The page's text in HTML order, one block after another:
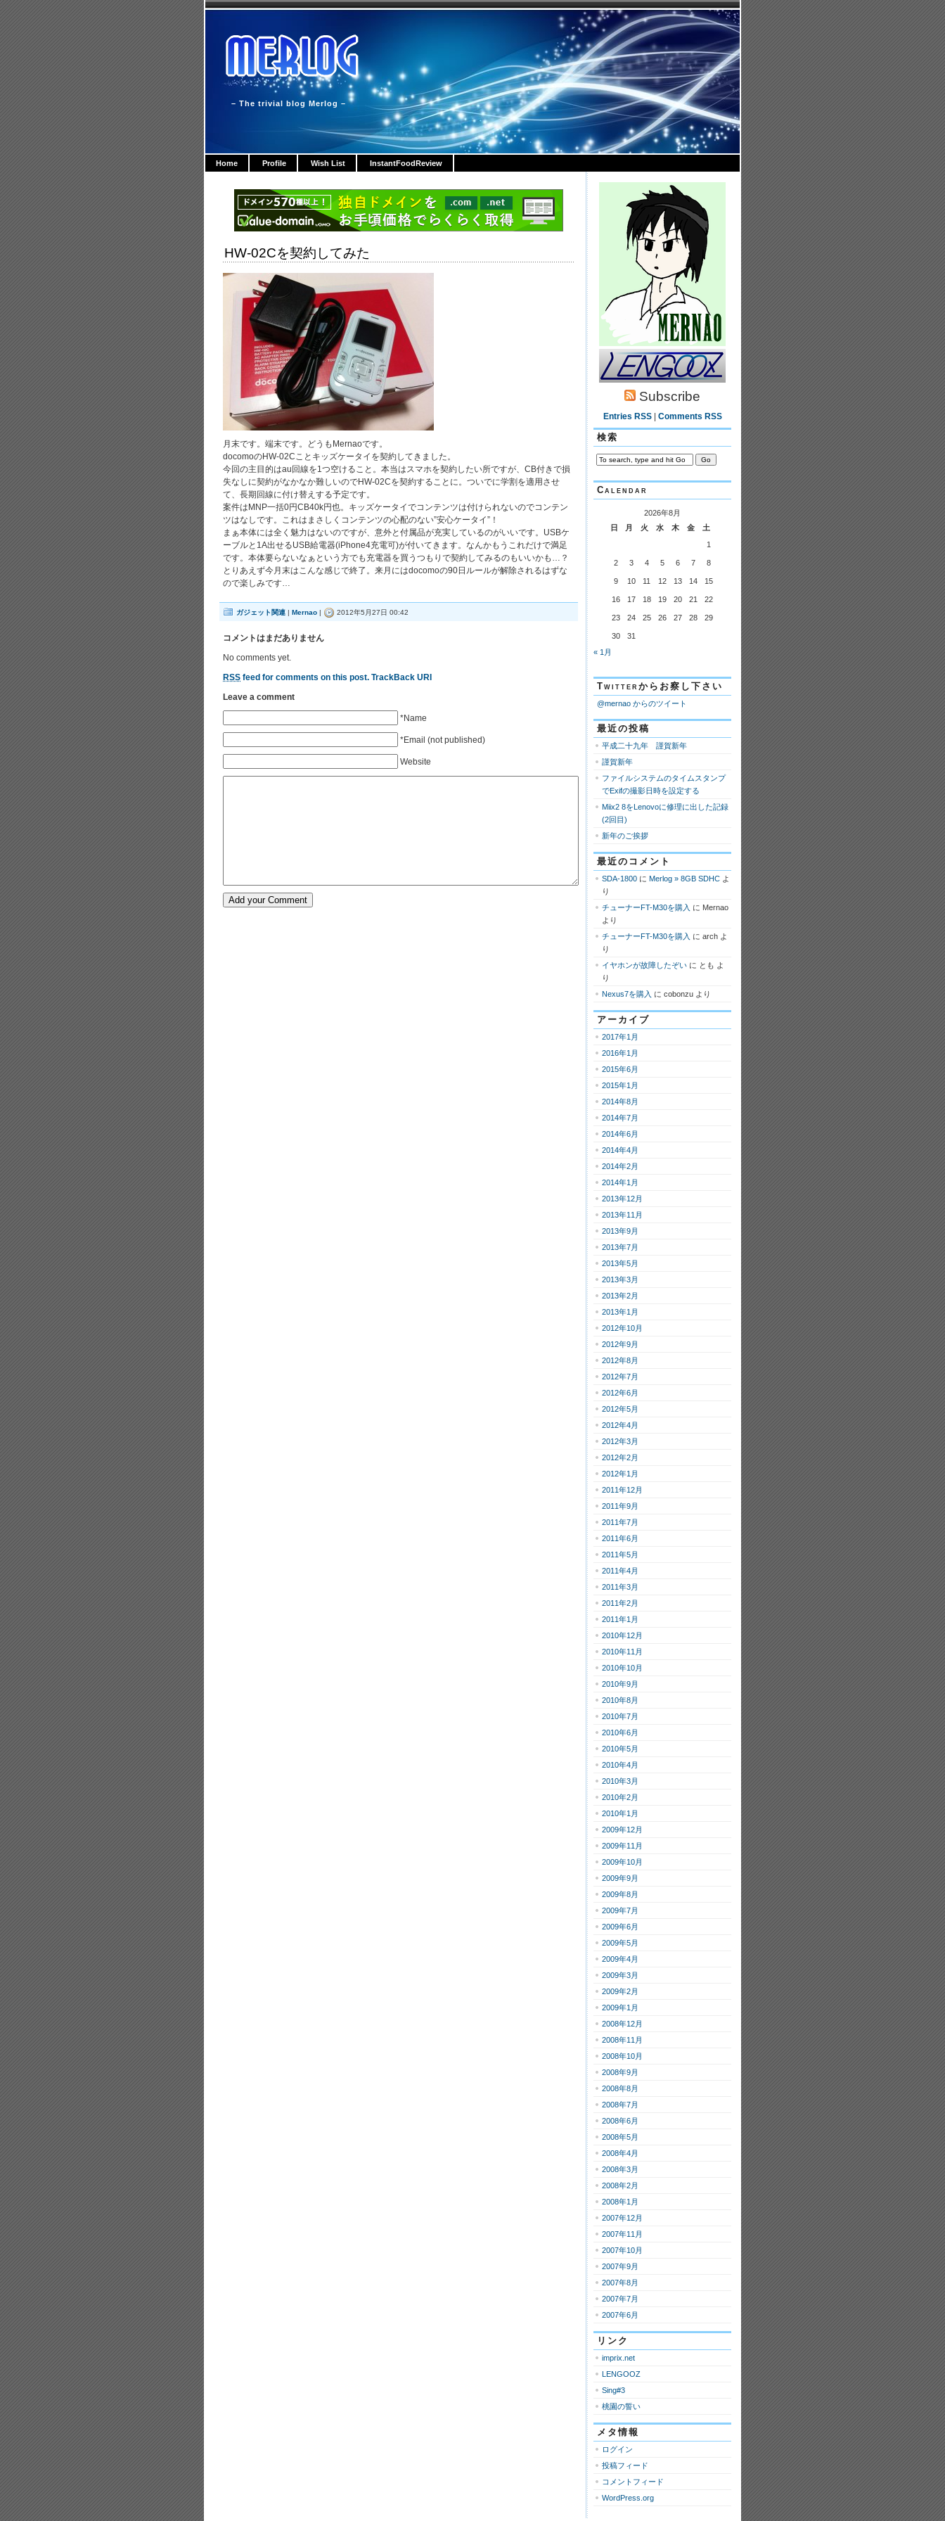
– The trivial blog Merlog –
Home Profile Wish List InstantFoodReview
HW-02Cを契約してみた
月末です。端末です。どうもMernaoです。
docomoのHW-02Cことキッズケータイを契約してきました。
今回の主目的はau回線を1つ空けること。本当はスマホを契約したい所ですが、CB付きで損
失なしに契約がなかなか難しいのでHW-02Cを契約することに。ついでに学割を適用させ
て、長期回線に付け替えする予定です。
案件はMNP一括0円CB40k円也。キッズケータイでコンテンツは付けられないのでコンテン
ツはなしです。これはまさしくコンテンツの心配のない”安心ケータイ”！
まぁ本体には全く魅力はないのですが、意外と付属品が充実しているのがいいです。USBケ
ーブルと1A出せるUSB給電器(iPhone4充電可)が付いてきます。なんかもうこれだけで満足
です。本体要らないなぁという方でも充電器を買うつもりで契約してみるのもいいかも…？
とりあえず今月末はこんな感じで終了。来月にはdocomoの90日ルールが解除されるはずな
ので楽しみです…
ガジェット関連 | Mernao | 2012年5月27日 00:42
コメントはまだありません
No comments yet.
RSS feed for comments on this post. TrackBack URI
Leave a comment
*Name
*Email (not published)
Website
Subscribe
Entries RSS| Comments RSS
検索
Calendar
2026年8月
日
月 火 水 木 金
土
1
2 3 4 5 6 7 8
9 10 11 12 13 14 15
16 17 18 19 20 21 22
23 24 25 26 27 28 29
30
31
« 1月
Twitterからお察し下さい
@mernao からのツイート
最近の投稿
平成二十九年 謹賀新年
謹賀新年
ファイルシステムのタイムスタンプ
でExifの撮影日時を設定する
Miix2 8をLenovoに修理に出した記録
(2回目)
新年のご挨拶
最近のコメント
SDA-1800 に Merlog » 8GB SDHC よ
り
チューナーFT-M30を購入 に Mernao
より
チューナーFT-M30を購入 に arch よ
り
イヤホンが故障したぞい に とも よ
り
Nexus7を購入 に cobonzu より
アーカイブ
2017年1月
2016年1月
2015年6月
2015年1月
2014年8月
2014年7月
2014年6月
2014年4月
2014年2月
2014年1月
2013年12月
2013年11月
2013年9月
2013年7月
2013年5月
2013年3月
2013年2月
2013年1月
2012年10月
2012年9月
2012年8月
2012年7月
2012年6月
2012年5月
2012年4月
2012年3月
2012年2月
2012年1月
2011年12月
2011年9月
2011年7月
2011年6月
2011年5月
2011年4月
2011年3月
2011年2月
2011年1月
2010年12月
2010年11月
2010年10月
2010年9月
2010年8月
2010年7月
2010年6月
2010年5月
2010年4月
2010年3月
2010年2月
2010年1月
2009年12月
2009年11月
2009年10月
2009年9月
2009年8月
2009年7月
2009年6月
2009年5月
2009年4月
2009年3月
2009年2月
2009年1月
2008年12月
2008年11月
2008年10月
2008年9月
2008年8月
2008年7月
2008年6月
2008年5月
2008年4月
2008年3月
2008年2月
2008年1月
2007年12月
2007年11月
2007年10月
2007年9月
2007年8月
2007年7月
2007年6月
リンク
imprix.net
LENGOOZ
Sing#3
桃園の誓い
メタ情報
ログイン
投稿フィード
コメントフィード
WordPress.org